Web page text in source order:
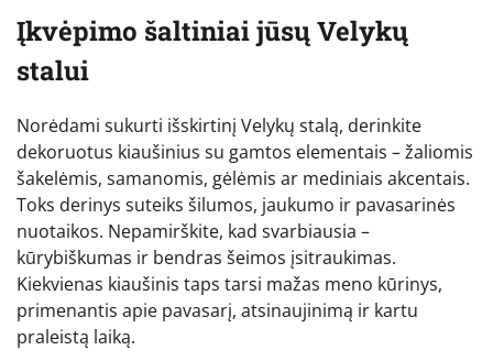
Įkvėpimo šaltiniai jūsų Velykų
stalui
Norėdami sukurti išskirtinį Velykų stalą, derinkite
dekoruotus kiaušinius su gamtos elementais – žaliomis
šakelėmis, samanomis, gėlėmis ar mediniais akcentais.
Toks derinys suteiks šilumos, jaukumo ir pavasarinės
nuotaikos. Nepamirškite, kad svarbiausia –
kūrybiškumas ir bendras šeimos įsitraukimas.
Kiekvienas kiaušinis taps tarsi mažas meno kūrinys,
primenantis apie pavasarį, atsinaujinimą ir kartu
praleistą laiką.